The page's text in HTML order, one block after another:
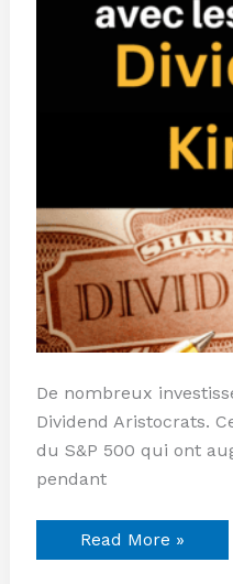
De nombreux
Dividend Aristocrats.
du S&P 500 qui ont
pendant
Read More »